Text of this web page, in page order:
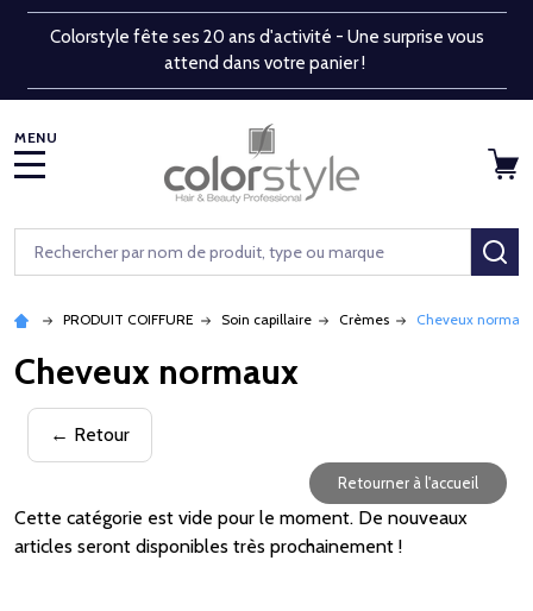
Colorstyle fête ses 20 ans d'activité - Une surprise vous
attend dans votre panier !
Rechercher
PRODUIT COIFFURE Soin capillaire Crèmes Cheveux
Cheveux normaux
← Retour
Retourner à l'accueil
Cette catégorie est vide pour le moment. De nouveaux
articles seront disponibles très prochainement !